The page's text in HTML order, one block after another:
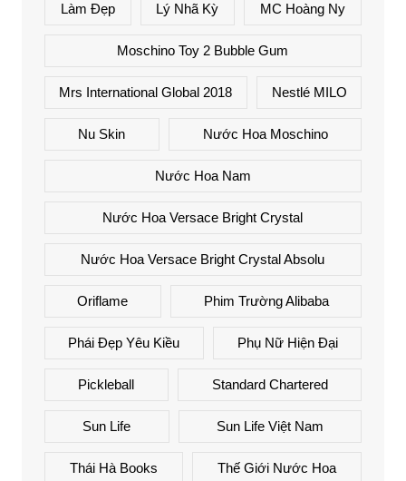
Làm Đẹp Lý Nhã Kỳ MC Hoàng Ny
Moschino Toy 2 Bubble Gum
Mrs International Global 2018 Nestlé MILO
Nu Skin Nước Hoa Moschino
Nước Hoa Nam
Nước Hoa Versace Bright Crystal
Nước Hoa Versace Bright Crystal Absolu
Oriflame Phim Trường Alibaba
Phái Đẹp Yêu Kiều Phụ Nữ Hiện Đại
Pickleball Standard Chartered
Sun Life Sun Life Việt Nam
Thái Hà Books Thế Giới Nước Hoa